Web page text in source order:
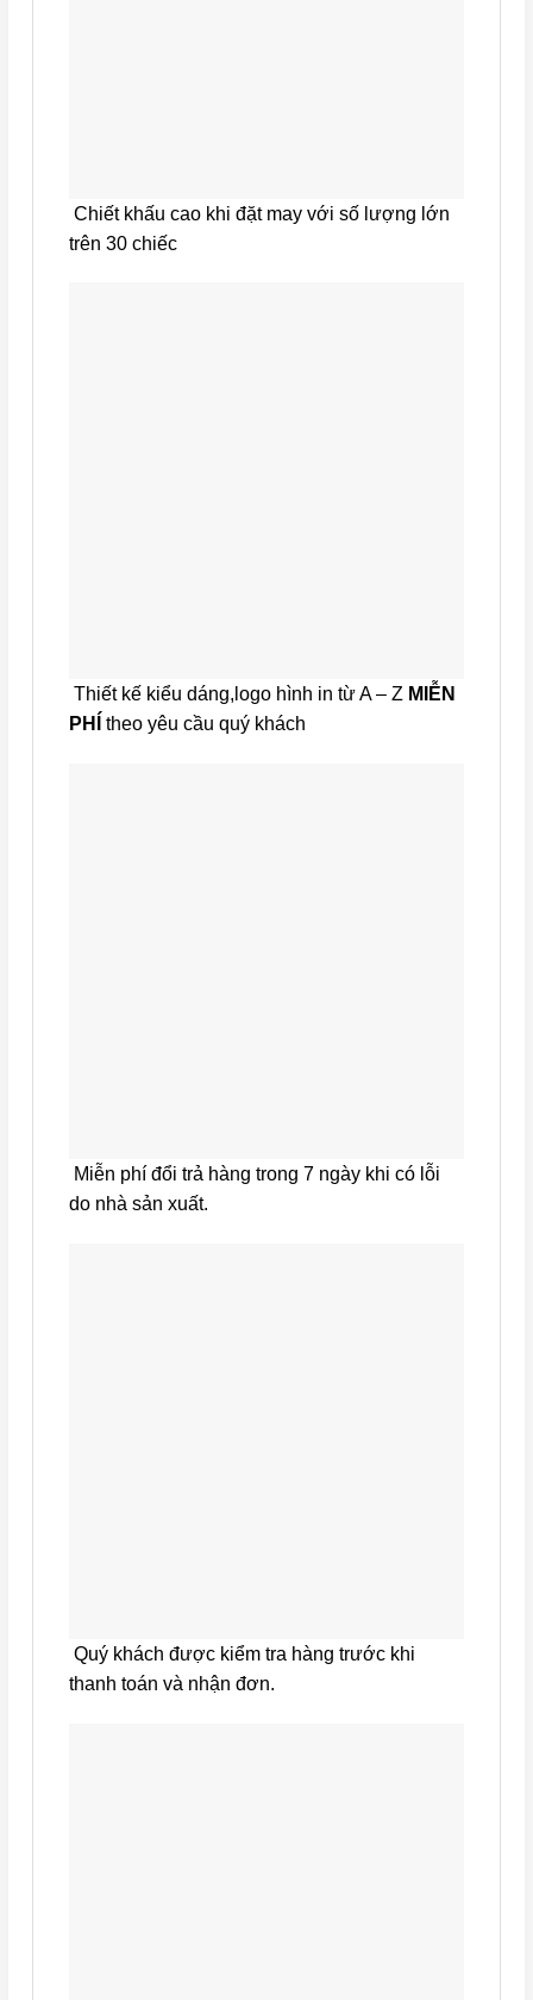
Chiết khấu cao khi đặt may với số lượng lớn
trên 30 chiếc
Thiết kế kiểu dáng,logo hình in từ A – Z MIỄN
PHÍ theo yêu cầu quý khách
Miễn phí đổi trả hàng trong 7 ngày khi có lỗi
do nhà sản xuất.
Quý khách được kiểm tra hàng trước khi
thanh toán và nhận đơn.